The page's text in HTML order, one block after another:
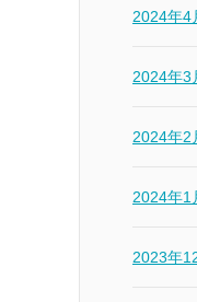
2024年4
2024年3
2024年2
2024年1
2023年